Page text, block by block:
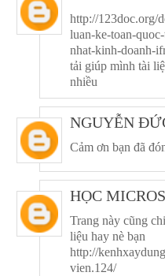
http://123doc.org/
luan-ke-toan-
nhat-kinh-doanh-
tải giúp mình tài
nhiều
NGUYỄN
Cảm ơn bạn đã
HỌC
Trang này cũng
liệu hay nè bạn
http://
vien.124/